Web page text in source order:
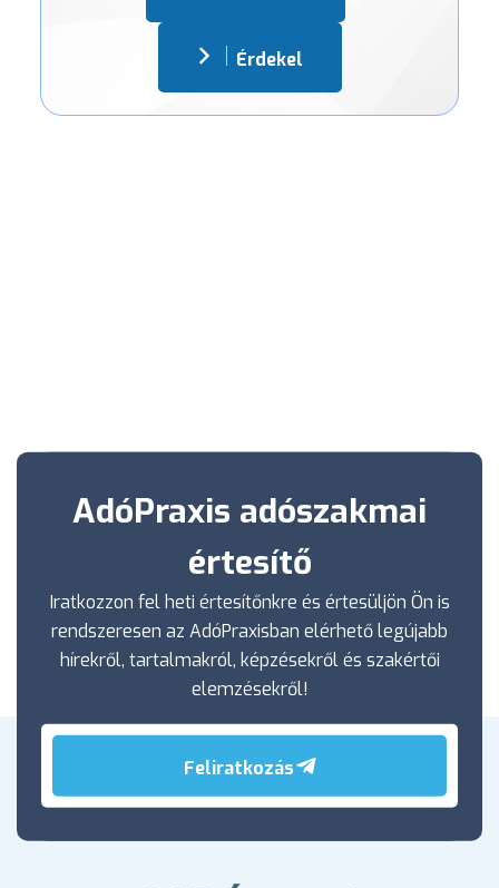
Érdekel
AdóPraxis adószakmai
értesítő
Iratkozzon fel heti értesítőnkre és értesüljön Ön is
rendszeresen az AdóPraxisban elérhető legújabb
hírekről, tartalmakról, képzésekről és szakértői
elemzésekről!
Feliratkozás